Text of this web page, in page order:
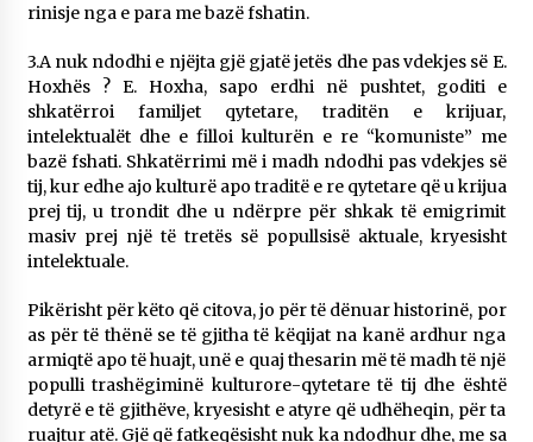
rinisje nga e para me bazë fshatin.
3.A nuk ndodhi e njëjta gjë gjatë jetës dhe pas vdekjes së E.
Hoxhës ? E. Hoxha, sapo erdhi në pushtet, goditi e
shkatërroi familjet qytetare, traditën e krijuar,
intelektualët dhe e filloi kulturën e re “komuniste” me
bazë fshati. Shkatërrimi më i madh ndodhi pas vdekjes së
tij, kur edhe ajo kulturë apo traditë e re qytetare që u krijua
prej tij, u trondit dhe u ndërpre për shkak të emigrimit
masiv prej një të tretës së popullsisë aktuale, kryesisht
intelektuale.
Pikërisht për këto që citova, jo për të dënuar historinë, por
as për të thënë se të gjitha të këqijat na kanë ardhur nga
armiqtë apo të huajt, unë e quaj thesarin më të madh të një
populli trashëgiminë kulturore-qytetare të tij dhe është
detyrë e të gjithëve, kryesisht e atyre që udhëheqin, për ta
ruajtur atë. Gjë që fatkeqësisht nuk ka ndodhur dhe, me sa